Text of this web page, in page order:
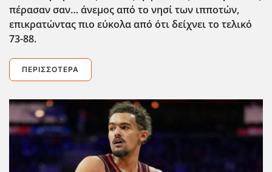
πέρασαν σαν… άνεμος από το νησί των ιπποτών,
επικρατώντας πιο εύκολα από ότι δείχνει το τελικό
73-88.
ΠΕΡΙΣΣΌΤΕΡΑ